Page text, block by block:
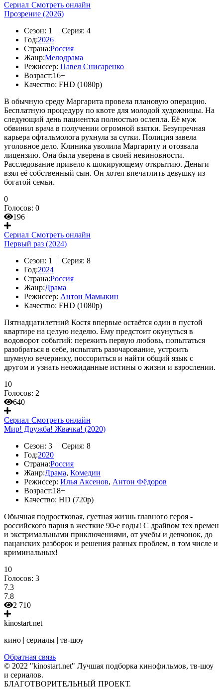
Сериал Смотреть онлайн
Прозрение (2026)
Сезон: 1 | Серия: 4
Год:2026
Страна:Россия
Жанр:Мелодрама
Режиссер: Павел Снисаренко
Возраст:16+
Качество: FHD (1080p)
В обычную среду Маргарита провела плановую операцию.
Бесплатную процедуру по квоте для молодой художницы. На
следующий день пациентка полностью ослепла. Её муж
обвинил врача в получении огромной взятки. Безупречная
карьера офтальмолога рухнула за сутки. Полиция завела
уголовное дело. Клиника уволила Маргариту и отозвала
лицензию. Она была уверена в своей невиновности.
Расследование привело к шокирующему открытию. Деньги
взял её собственный сын. Он хотел впечатлить девушку из
богатой семьи.
0
Голосов: 0
196
Сериал Смотреть онлайн
Первый раз (2024)
Сезон: 1 | Серия: 8
Год:2024
Страна:Россия
Жанр:Драма
Режиссер: Антон Мамыкин
Качество: FHD (1080p)
Пятнадцатилетний Костя впервые остаётся один в пустой
квартире на целую неделю. Ему предстоит окунуться в
водоворот событий: пережить первую любовь, попытаться
разобраться в себе, испытать разочарование, устроить
шумную вечеринку, поссориться и найти общий язык с
другом и узнать неожиданные истины о жизни и взрослении.
10
Голосов: 2
640
Сериал Смотреть онлайн
Мир! Дружба! Жвачка! (2020)
Сезон: 3 | Серия: 8
Год:2020
Страна:Россия
Жанр:Драма, Комедии
Режиссер: Илья Аксенов, Антон Фёдоров
Возраст:18+
Качество: HD (720p)
Обычная подростковая, суетная жизнь главного героя -
российского парня в жесткие 90-е годы! С драйвом тех времен
и экстримальными приключениями, от учебы и девчонок, до
пацанских разборок и решения разных проблем, в том числе и
криминальных!
10
Голосов: 3
7.3
7.8
2 710
kinostart.net
кино | сериалы | тв-шоу
Обратная связь
© 2022 "kinostart.net" Лучшая подборка кинофильмов, тв-шоу
и сериалов.
БЛАГОТВОРИТЕЛЬНЫЙ ПРОЕКТ.